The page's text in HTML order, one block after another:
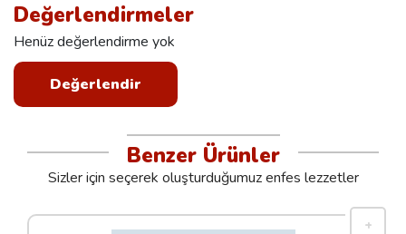
Değerlendirmeler
Henüz değerlendirme yok
Değerlendir
Benzer Ürünler
Sizler için seçerek oluşturduğumuz enfes lezzetler